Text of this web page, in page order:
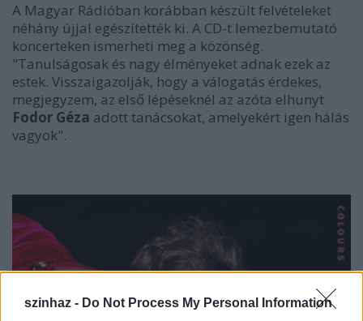
szinhaz - Do Not Process My Personal Information
A Magyar Rádióban korábban készült felvételeket
néhány újjal egészítették ki. A CD-t lemezbemutató
koncerteken ismerheti meg a közönség.
"Tanulságosak és nagy élményeket adnak ezek az
estek. Visszaigazolják, hogy a válogatás érdekes,
megjegyzem, az első lépéseknél az azóta elhunyt
Fodor Géza adott tanácsokat, amelyekért igen hálás
vagyok".